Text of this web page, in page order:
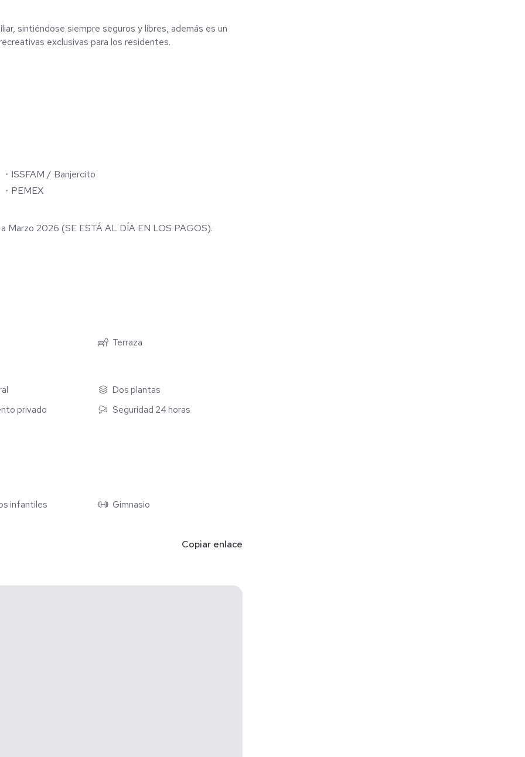
sintiéndose siempre seguros y libres, además es un
exclusivas para los residentes.
ISSFAM / Banjercito
PEMEX
Marzo 2026 (SE ESTÁ AL DÍA EN LOS PAGOS).
Terraza
Dos plantas
privado Seguridad 24 horas
infantiles
Gimnasio
Copiar enlace